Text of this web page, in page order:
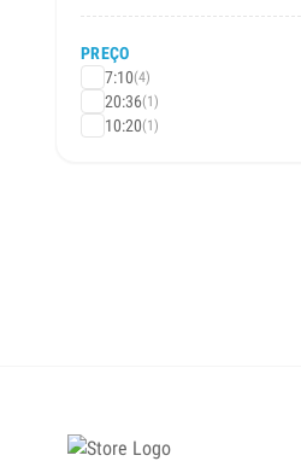
PREÇO
7:10(4)
20:36(1)
10:20(1)